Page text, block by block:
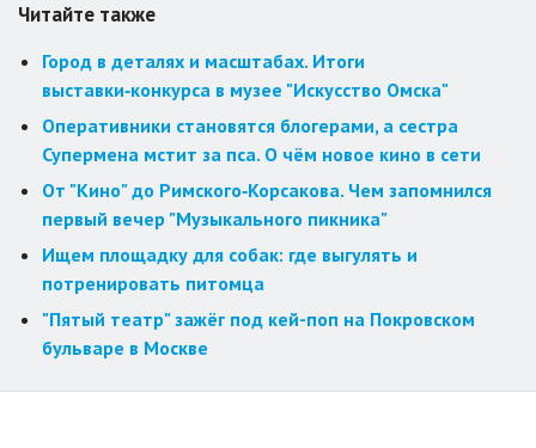
Читайте также
Город в деталях и масштабах. Итоги
выставки‑конкурса в музее "Искусство Омска"
Оперативники становятся блогерами, а сестра
Супермена мстит за пса. О чём новое кино в сети
От "Кино" до Римского‑Корсакова. Чем запомнился
первый вечер "Музыкального пикника"
Ищем площадку для собак: где выгулять и
потренировать питомца
"Пятый театр" зажёг под кей-поп на Покровском
бульваре в Москве